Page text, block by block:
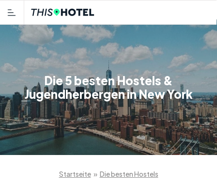
Die 5 besten Hostels &
Jugendherbergen in New York
Startseite » Die besten Hostels